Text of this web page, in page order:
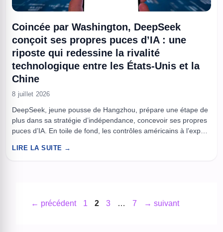
Coincée par Washington, DeepSeek
conçoit ses propres puces d’IA : une
riposte qui redessine la rivalité
technologique entre les États-Unis et la
Chine
8 juillet 2026
DeepSeek, jeune pousse de Hangzhou, prépare une étape de
plus dans sa stratégie d’indépendance, concevoir ses propres
puces d’IA. En toile de fond, les contrôles américains à l’export
avancés, poussant l’entreprise à optimiser ses modèles et son
LIRE LA SUITE →
← précédent Page
1 Page
2 Page
3 … Page
7 → suivant